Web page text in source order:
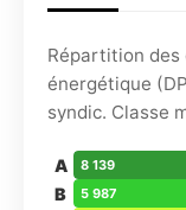
Répartition des
énergétique
syndic. Classe
A 8 139
B 5 987